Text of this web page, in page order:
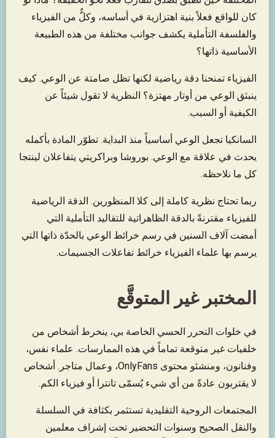
كان للواقع فعلاً بنية اهتزازية في أساسه، وكلٌّ من الفيزياء
والفلسفة التأملية يكشف جوانب مختلفة من هذه الطبيعة
الأساسية ذاتها؟
الفيزياء تمنحنا دقة رياضية لكنها تظل صامتة عن الوعي. كيف
ينبثق الوعي من أوتار مهتزة؟ النظرية لا تقول شيئاً عن
الكيفية أو السبب.
السانكيا تجعل الوعي أساسياً منذ البداية. تطوّر المادة بأكمله
يحدث في علاقة مع الوعي. بوروشا وبراكريتي يتفاعلان لينتجا
كل ما نلاحظه.
ربما تحتاج نظرية كاملة إلى كلا المنظورين. الدقة الرياضية
للفيزياء مقترنةً بالدقة الظاهراتية للتقاليد التأملية التي
أمضت آلاف السنين في رسم خرائط الوعي بالحدّة ذاتها التي
يرسم بها علماء الفيزياء خرائط تفاعلات الجسيمات.
المختبر غير المتوقَّع
في خلوات التحرر الحسي الخاصة بي، ينخرط أشخاص من
خلفيات غير متوقعة تماماً في هذه الممارسات. علماء نفس،
وفنانون، ومنشئو محتوى OnlyFans، وعمال متاجر. أشخاص
لا يقتربون عادةً من أي شيء يُسمّى تانترا أو فيزياء الكم.
المجتمعات الروحية التقليدية تستثمر بكثافة في السلسلة
والنقل الصحيح وسنوات التحضير تحت إشراف معلمين